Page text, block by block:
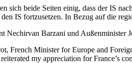
sich beide Seiten einig, dass der IS
IS fortzusetzen. In Bezug auf die
Nechirvan Barzani und Außenminister
French Minister for Europe and
my appreciation for France’s